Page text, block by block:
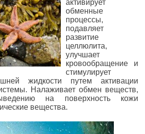
активирует
обменные
процессы,
подавляет
развитие
целлюлита,
улучшает
кровообращение и
стимулирует
жидкости путем активации
Налаживает обмен веществ,
на поверхность кожи
вещества.